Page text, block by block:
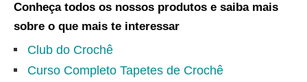
Conheça todos os nossos produtos e saiba mais
sobre o que mais te interessar
Club do Crochê
Curso Completo Tapetes de Crochê